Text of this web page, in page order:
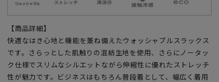
【商品詳細】
快適なはき心地と機能を兼ね備えたウォッシャブルスラックス
です。さらっとした肌触りの混紡生地を使用、さらにノータッ
ク仕様でスリムなシルエットながら伸縮性に優れたストレッチ
性が魅力です。ビジネスはもちろん普段着として、幅広く着用